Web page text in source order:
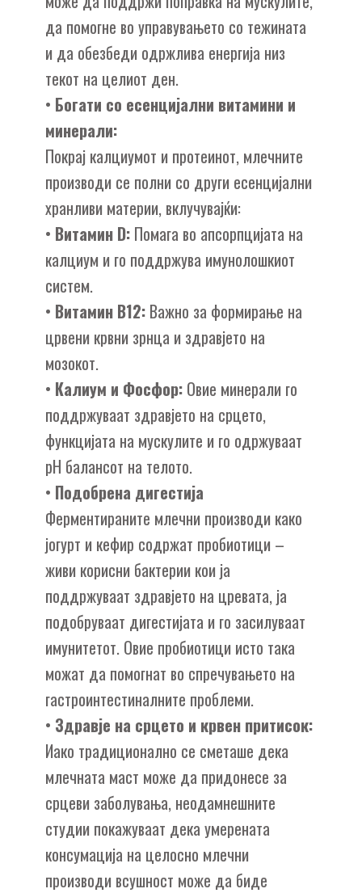
да помогне во управувањето со тежината
и да обезбеди одржлива енергија низ
текот на целиот ден.
• Богати со есенцијални витамини и
минерали:
Покрај калциумот и протеинот, млечните
производи се полни со други есенцијални
хранливи материи, вклучувајќи:
• Витамин D: Помага во апсорпцијата на
калциум и го поддржува имунолошкиот
систем.
• Витамин B12: Важно за формирање на
црвени крвни зрнца и здравјето на
мозокот.
• Калиум и Фосфор: Овие минерали го
поддржуваат здравјето на срцето,
функцијата на мускулите и го одржуваат
pH балансот на телото.
• Подобрена дигестија
Ферментираните млечни производи како
јогурт и кефир содржат пробиотици –
живи корисни бактерии кои ја
поддржуваат здравјето на цревата, ја
подобруваат дигестијата и го засилуваат
имунитетот. Овие пробиотици исто така
можат да помогнат во спречувањето на
гастроинтестиналните проблеми.
• Здравје на срцето и крвен притисок:
Иако традиционално се сметаше дека
млечната маст може да придонесе за
срцеви заболувања, неодамнешните
студии покажуваат дека умерената
консумација на целосно млечни
производи всушност може да биде